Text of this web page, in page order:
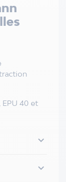
40 et

